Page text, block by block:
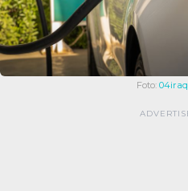
Foto: 04iraq